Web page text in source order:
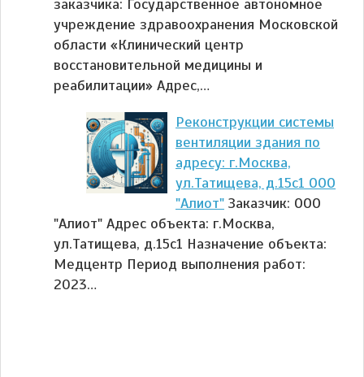
заказчика: Государственное автономное
учреждение здравоохранения Московской
области «Клинический центр
восстановительной медицины и
реабилитации» Адрес,…
Реконструкции системы
вентиляции здания по
адресу: г.Москва,
ул.Татищева, д.15с1 ООО
"Алиот" Заказчик: ООО
"Алиот" Адрес объекта: г.Москва,
ул.Татищева, д.15с1 Назначение объекта:
Медцентр Период выполнения работ:
2023…